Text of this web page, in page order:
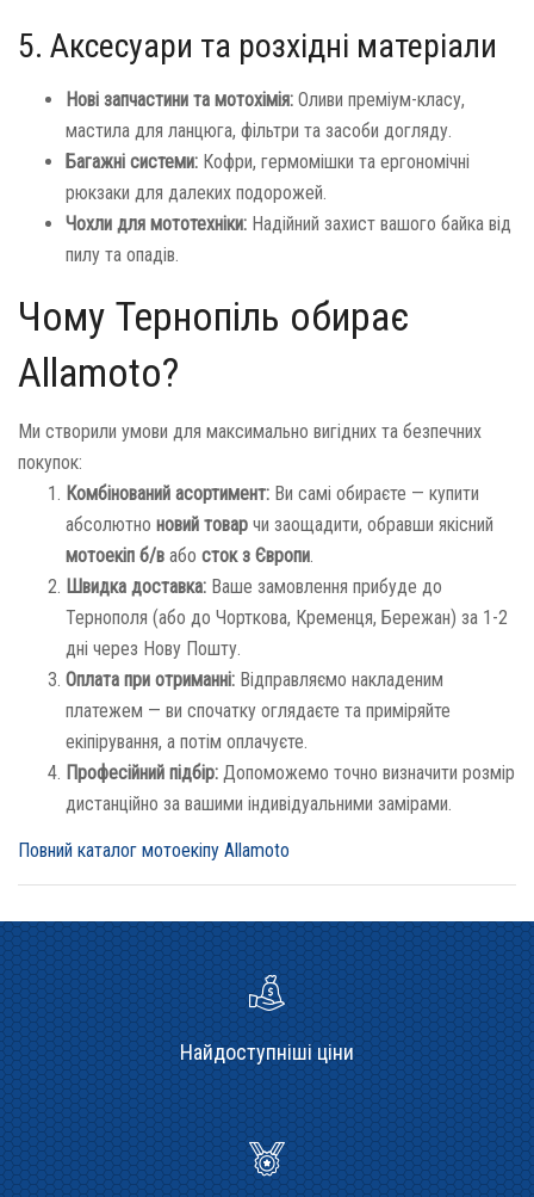
5. Аксесуари та розхідні матеріали
Нові запчастини та мотохімія: Оливи преміум-класу,
мастила для ланцюга, фільтри та засоби догляду.
Багажні системи: Кофри, гермомішки та ергономічні
рюкзаки для далеких подорожей.
Чохли для мототехніки: Надійний захист вашого байка від
пилу та опадів.
Чому Тернопіль обирає
Allamoto?
Ми створили умови для максимально вигідних та безпечних
покупок:
Комбінований асортимент: Ви самі обираєте — купити
абсолютно новий товар чи заощадити, обравши якісний
мотоекіп б/в або сток з Європи.
Швидка доставка: Ваше замовлення прибуде до
Тернополя (або до Чорткова, Кременця, Бережан) за 1-2
дні через Нову Пошту.
Оплата при отриманні: Відправляємо накладеним
платежем — ви спочатку оглядаєте та приміряйте
екіпірування, а потім оплачуєте.
Професійний підбір: Допоможемо точно визначити розмір
дистанційно за вашими індивідуальними замірами.
Повний каталог мотоекіпу Allamoto
Найдоступніші ціни